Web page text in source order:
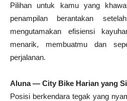
Pilihan untuk kamu yang
penampilan berantakan
mengutamakan efisiensi
menarik, membuatmu dan
perjalanan.
Aluna — City Bike Harian yang
Posisi berkendara tegak yang